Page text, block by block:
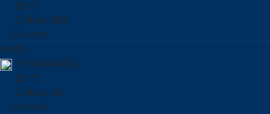
28 °C
2 Μπφ. ΒΒΑ
0.0 mm
08:00
ΗΛΙΟΦΑΝΕΙΑ
28 °C
2 Μπφ. ΒΑ
0.0 mm